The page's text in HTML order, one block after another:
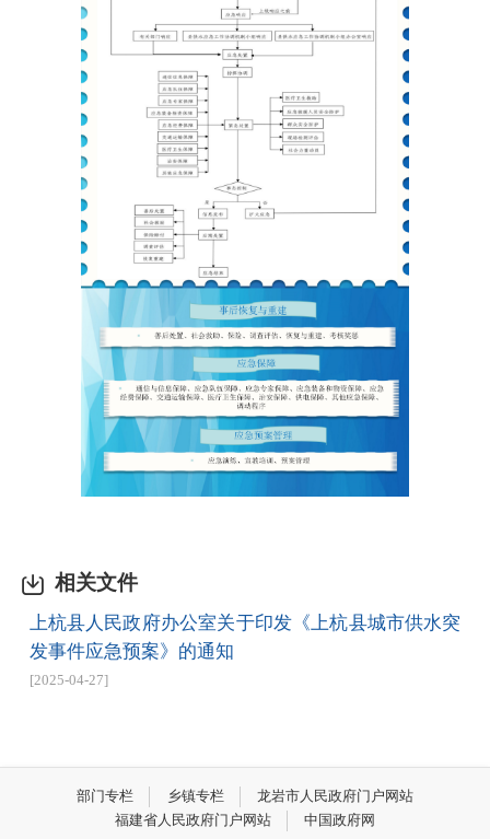
相关文件
上杭县人民政府办公室关于印发《上杭县城市供水突
发事件应急预案》的通知
[2025-04-27]
部门专栏 乡镇专栏
龙岩市人民政府门户网站
福建省人民政府门户网站
中国政府网